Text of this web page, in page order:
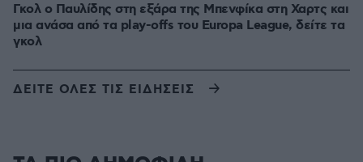
Γκολ ο Παυλίδης στη εξάρα της Μπενφίκα στη Χαρτς και
μια ανάσα από τα play-offs του Europa League, δείτε τα
γκολ
ΔΕΙΤΕ ΟΛΕΣ ΤΙΣ ΕΙΔΗΣΕΙΣ